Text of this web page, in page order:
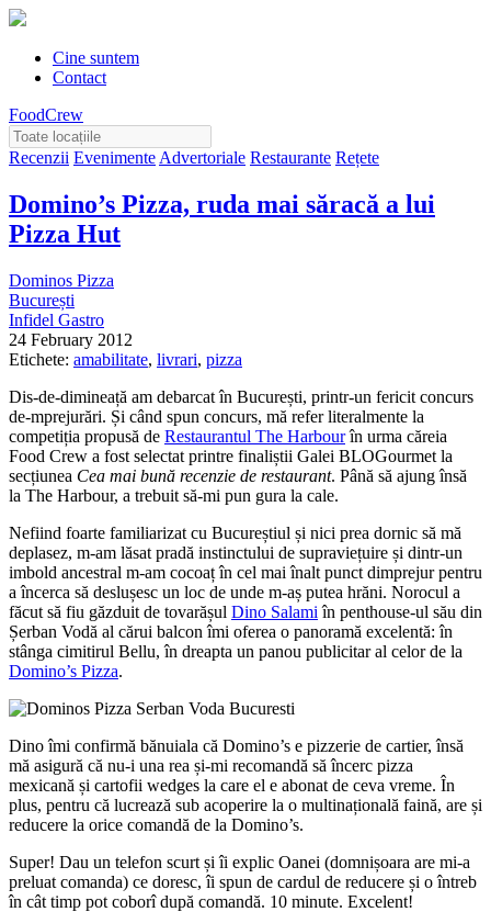
Cine suntem
Contact
FoodCrew
Recenzii Evenimente Advertoriale Restaurante Rețete
Domino’s Pizza, ruda mai săracă a lui
Pizza Hut
Dominos Pizza
București
Infidel Gastro
24 February 2012
Etichete: amabilitate, livrari, pizza
Dis-de-dimineață am debarcat în București, printr-un fericit concurs
de-mprejurări. Și când spun concurs, mă refer literalmente la
competiția propusă de Restaurantul The Harbourîn urma căreia
Food Crew a fost selectat printre finaliștii Galei BLOGourmet la
secțiunea Cea mai bună recenzie de restaurant. Până să ajung însă
la The Harbour, a trebuit să-mi pun gura la cale.
Nefiind foarte familiarizat cu Bucureștiul și nici prea dornic să mă
deplasez, m-am lăsat pradă instinctului de supraviețuire și dintr-un
imbold ancestral m-am cocoaț în cel mai înalt punct dimprejur pentru
a încerca să deslușesc un loc de unde m-aș putea hrăni. Norocul a
făcut să fiu găzduit de tovarășul Dino Salami în penthouse-ul său din
Șerban Vodă al cărui balcon îmi oferea o panoramă excelentă: în
stânga cimitirul Bellu, în dreapta un panou publicitar al celor de la
Domino’s Pizza.
Dino îmi confirmă bănuiala că Domino’s e pizzerie de cartier, însă
mă asigură că nu-i una rea și-mi recomandă să încerc pizza
mexicană și cartofii wedges la care el e abonat de ceva vreme. În
plus, pentru că lucrează sub acoperire la o multinațională faină, are și
reducere la orice comandă de la Domino’s.
Super! Dau un telefon scurt și îi explic Oanei (domnișoara are mi-a
preluat comanda) ce doresc, îi spun de cardul de reducere și o întreb
în cât timp pot coborî după comandă. 10 minute. Excelent!